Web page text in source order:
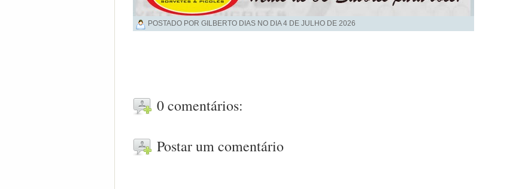
POSTADO POR GILBERTO DIAS NO DIA4 DE JULHO DE 2026
0 comentários:
Postar um comentário